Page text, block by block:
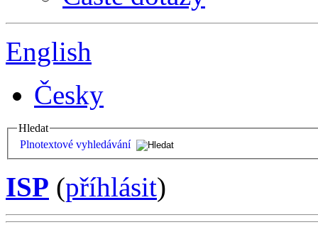
English
Česky
Hledat
Plnotextové vyhledávání
ISP (příhlásit)